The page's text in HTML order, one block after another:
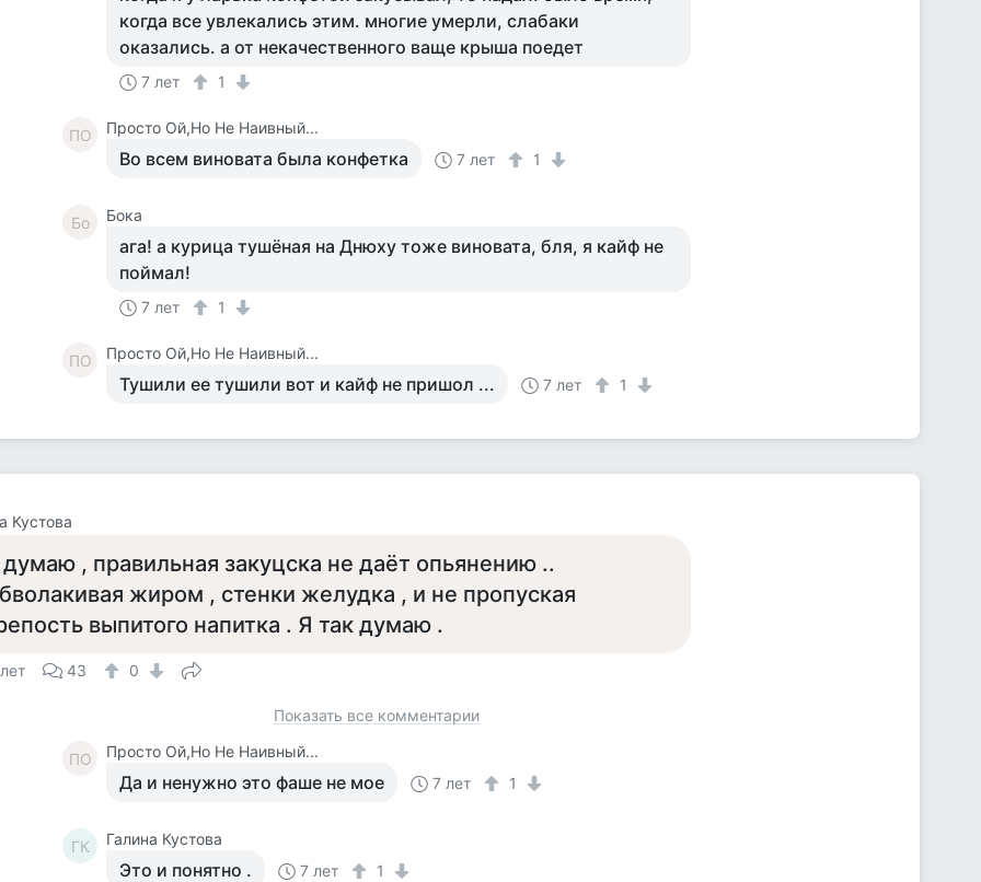
когда все увлекались этим. многие умерли, слабаки
оказались. а от некачественного ваще крыша поедет
7 лет 1
ПО Просто Ой,Но Не Наивный...
Во всем виновата была конфетка 7 лет 1
Бо Бока
ага! а курица тушёная на Днюху тоже виновата, бля, я кайф не
поймал!
7 лет 1
ПО Просто Ой,Но Не Наивный...
Тушили ее тушили вот и кайф не пришол ... 7 лет 1
Кустова
, правильная закуцска не даёт опьянению ..
жиром , стенки желудка , и не пропуская
выпитого напитка . Я так думаю .
43 0
Показать все комментарии
ПО Просто Ой,Но Не Наивный...
Да и ненужно это фаше не мое 7 лет 1
ГК Галина Кустова
Это и понятно . 7 лет 1